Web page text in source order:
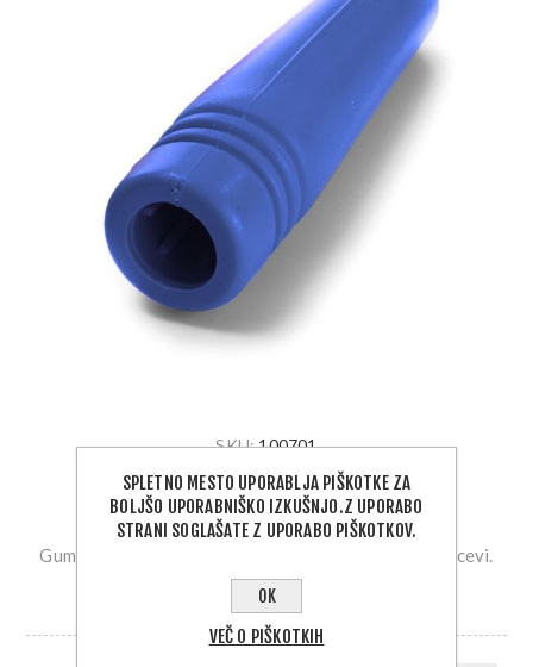
SKU:100701
2,00 €
Gumijasta zaščita za cev. Primerno za standardne ø cevi.
DOBAVA 1 - 5 DNI
SPLETNO MESTO UPORABLJA PIŠKOTKE ZA
BOLJŠO UPORABNIŠKO IZKUŠNJO.Z UPORABO
STRANI SOGLAŠATE Z UPORABO PIŠKOTKOV.
OK
VEČ O PIŠKOTKIH